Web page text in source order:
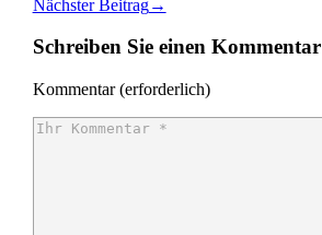
Facebook
auf
Folgen
Pinterest
große
auf
ohne
Folgen
Email
Regen
große
Nächster Beitrag→
Schreiben Sie einen Kommentar
Kommentar (erforderlich)